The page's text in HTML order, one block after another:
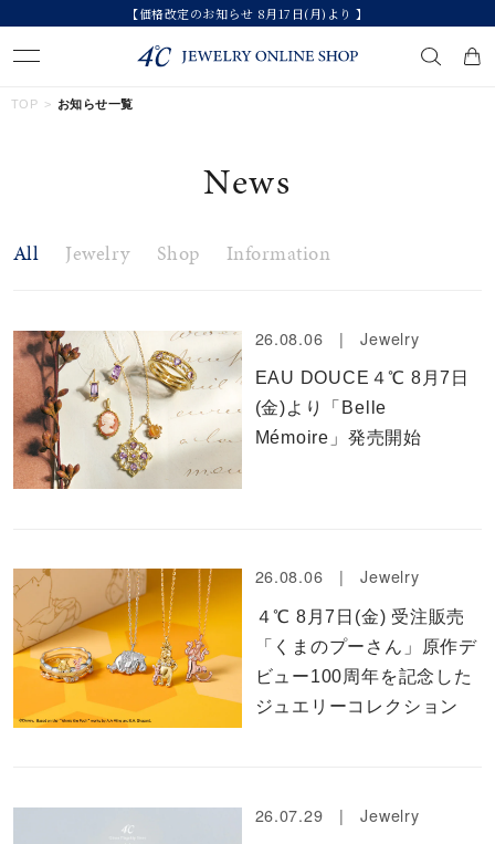
【価格改定のお知らせ 8月17日(月)より 】
#ペア
#エタニティ
ブランド
カテゴリー すべてのジュエリー
素材
誕生石
モチーフ
着用シーン
TOP お知らせ一覧
News
All Jewelry Shop Information
26.08.06 |Jewelry
EAU DOUCE４℃ 8月7日
(金)より「Belle
Mémoire」発売開始
26.08.06 |Jewelry
４℃ 8月7日(金) 受注販売
「くまのプーさん」原作デ
ビュー100周年を記念した
ジュエリーコレクション
26.07.29 |Jewelry